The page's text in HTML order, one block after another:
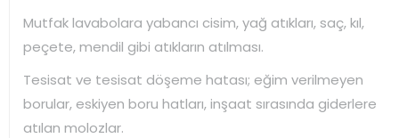
Mutfak lavabolara yabancı cisim, yağ atıkları, saç, kıl,
peçete, mendil gibi atıkların atılması.
Tesisat ve tesisat döşeme hatası; eğim verilmeyen
borular, eskiyen boru hatları, inşaat sırasında giderlere
atılan molozlar.